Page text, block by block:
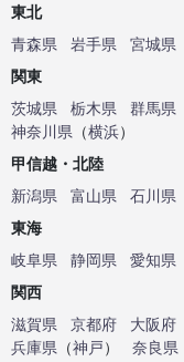
東北
青森県
岩手県 宮城県
関東
茨城県
栃木県 群馬県
神奈川県 （横浜）
甲信越・北陸
新潟県
富山県 石川県
東海
岐阜県
静岡県 愛知県
関西
滋賀県
京都府 大阪府
兵庫県 （神戸） 奈良県